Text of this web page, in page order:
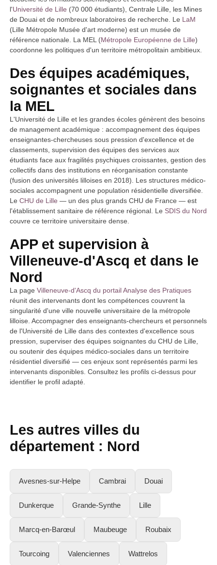
l'Université de Lille (70 000 étudiants), Centrale Lille, les Mines
de Douai et de nombreux laboratoires de recherche. Le LaM
(Lille Métropole Musée d'art moderne) est un musée de
référence nationale. La MEL (Métropole Européenne de Lille)
coordonne les politiques d'un territoire métropolitain ambitieux.
Des équipes académiques,
soignantes et sociales dans
la MEL
L'Université de Lille et les grandes écoles génèrent des besoins
de management académique : accompagnement des équipes
enseignantes-chercheuses sous pression d'excellence et de
classements, supervision des équipes des services aux
étudiants face aux fragilités psychiques croissantes, gestion des
collectifs dans des institutions en réorganisation constante
(fusion des universités lilloises en 2018). Les structures médico-
sociales accompagnent une population résidentielle diversifiée.
Le CHU de Lille — un des plus grands CHU de France — est
l'établissement sanitaire de référence régional. Le SDIS du Nord
couvre ce territoire universitaire dense.
APP et supervision à
Villeneuve-d'Ascq et dans le
Nord
La page Villeneuve-d'Ascq du portail Analyse des Pratiques
réunit des intervenants dont les compétences couvrent la
singularité d'une ville nouvelle universitaire de la métropole
lilloise. Accompagner des enseignants-chercheurs et personnels
de l'Université de Lille dans des contextes d'excellence sous
pression, superviser des équipes soignantes du CHU de Lille,
ou soutenir des équipes médico-sociales dans un territoire
résidentiel diversifié — ces enjeux sont représentés parmi les
intervenants disponibles. Consultez les profils ci-dessus pour
identifier le profil adapté.
Les autres villes du
département : Nord
Avesnes-sur-Helpe Cambrai Douai
Dunkerque Grande-Synthe Lille
Marcq-en-Barœul Maubeuge Roubaix
Tourcoing Valenciennes Wattrelos